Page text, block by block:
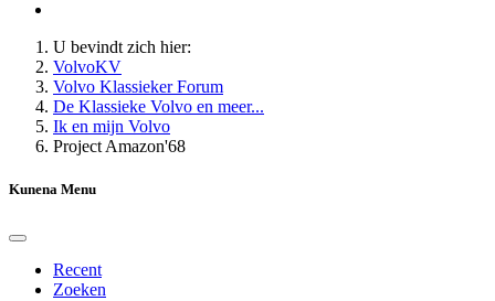
U bevindt zich hier:
VolvoKV
Volvo Klassieker Forum
De Klassieke Volvo en meer...
Ik en mijn Volvo
Project Amazon'68
Kunena Menu
Recent
Zoeken